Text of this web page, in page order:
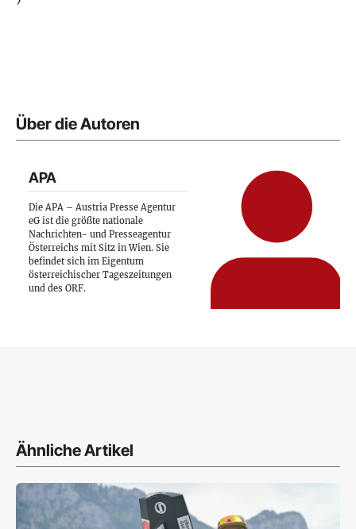
Über die Autoren
APA
Die APA – Austria Presse Agentur
eG ist die größte nationale
Nachrichten- und Presseagentur
Österreichs mit Sitz in Wien. Sie
befindet sich im Eigentum
österreichischer Tageszeitungen
und des ORF.
Ähnliche Artikel